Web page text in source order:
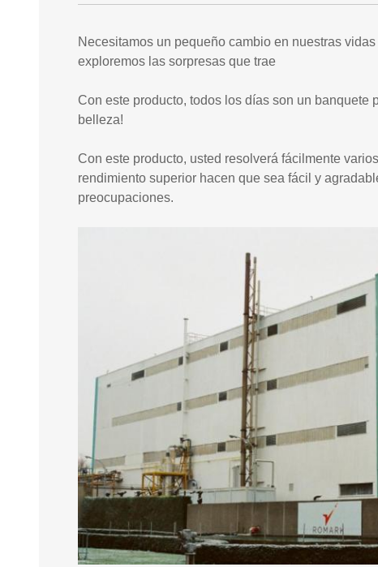
Necesitamos un pequeño cambio en nuestras
exploremos las sorpresas que trae
Con este producto, todos los días son un banquete
belleza!
Con este producto, usted resolverá fácilmente
rendimiento superior hacen que sea fácil y
preocupaciones.